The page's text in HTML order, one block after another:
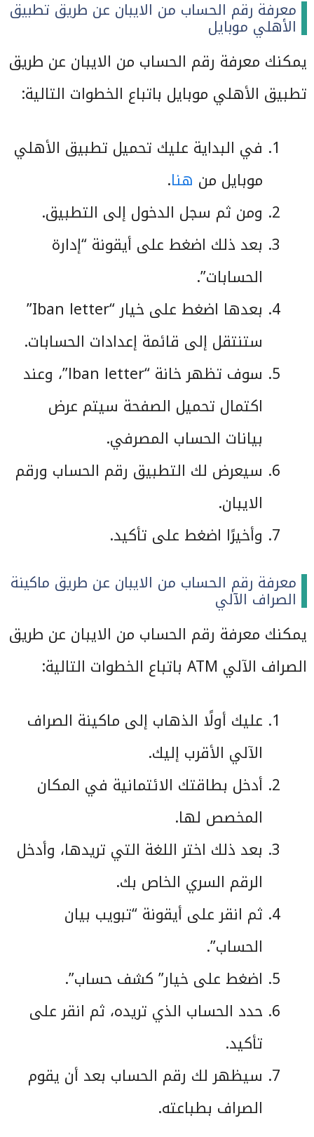
معرفة رقم الحساب من الايبان عن طريق تطبيق
الأهلي موبايل
يمكنك معرفة رقم الحساب من الايبان عن طريق
تطبيق الأهلي موبايل باتباع الخطوات التالية:
في البداية عليك تحميل تطبيق الأهلي
موبايل من هنا.
ومن ثم سجل الدخول إلى التطبيق.
بعد ذلك اضغط على أيقونة “إدارة
الحسابات”.
بعدها اضغط على خيار “Iban letter”
ستنتقل إلى قائمة إعدادات الحسابات.
سوف تظهر خانة “lban letter”، وعند
اكتمال تحميل الصفحة سيتم عرض
بيانات الحساب المصرفي.
سيعرض لك التطبيق رقم الحساب ورقم
الايبان.
وأخيرًا اضغط على تأكيد.
معرفة رقم الحساب من الايبان عن طريق ماكينة
الصراف الآلي
يمكنك معرفة رقم الحساب من الايبان عن طريق
الصراف الآلي ATM باتباع الخطوات التالية:
عليك أولًا الذهاب إلى ماكينة الصراف
الآلي الأقرب إليك.
أدخل بطاقتك الائتمانية في المكان
المخصص لها.
بعد ذلك اختر اللغة التي تريدها، وأدخل
الرقم السري الخاص بك.
ثم انقر على أيقونة “تبويب بيان
الحساب”.
اضغط على خيار” كشف حساب”.
حدد الحساب الذي تريده، ثم انقر على
تأكيد.
سيظهر لك رقم الحساب بعد أن يقوم
الصراف بطباعته.